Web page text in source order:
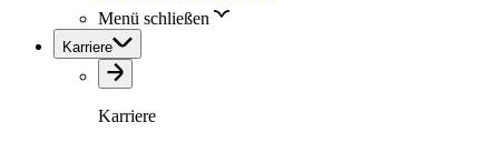
Menü schließen
Karriere
Karriere